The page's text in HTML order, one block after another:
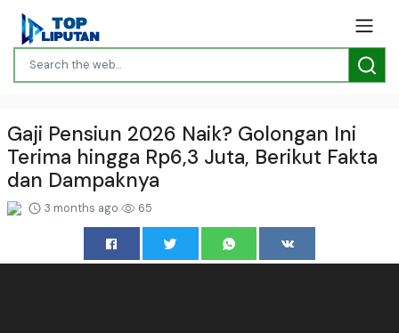
Gaji Pensiun 2026 Naik? Golongan Ini
Terima hingga Rp6,3 Juta, Berikut Fakta
dan Dampaknya
3 months ago 65